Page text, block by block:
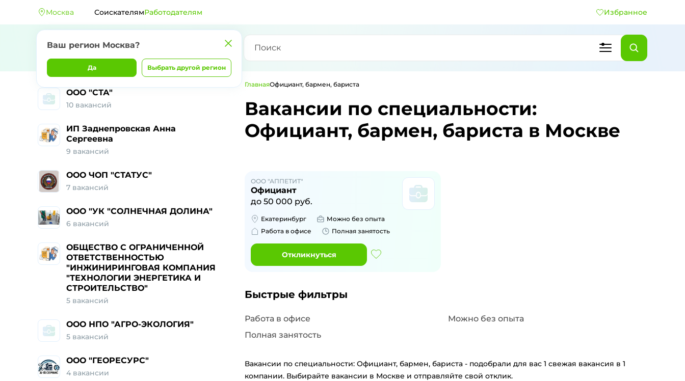
Москва
Ваш регион Москва?
Да Выбрать другой регион
СоискателямРаботодателям Избранное
ООО "СТА"
10 вакансий
ИП Заднепровская Анна
Сергеевна
9 вакансий
ООО ЧОП "СТАТУС"
7 вакансий
ООО "УК "СОЛНЕЧНАЯ ДОЛИНА"
6 вакансий
ОБЩЕСТВО С ОГРАНИЧЕННОЙ
ОТВЕТСТВЕННОСТЬЮ
"ИНЖИНИРИНГОВАЯ КОМПАНИЯ
"ТЕХНОЛОГИИ ЭНЕРГЕТИКА И
СТРОИТЕЛЬСТВО"
5 вакансий
ООО НПО "АГРО-ЭКОЛОГИЯ"
5 вакансий
ООО "ГЕОРЕСУРС"
4 вакансии
ГлавнаяОфициант, бармен, бариста
Вакансии по специальности:
Официант, бармен, бариста в Москве
ООО "АППЕТИТ"
Официант
до 50 000 руб.
Екатеринбург
Можно без опыта
Работа в офисе
Полная занятость
Откликнуться
Быстрые фильтры
Работа в офисе
Можно без опыта
Полная занятость
Вакансии по специальности: Официант, бармен, бариста - подобрали для вас 1 свежая вакансия в 1
компании. Выбирайте вакансии в Москве и отправляйте свой отклик.